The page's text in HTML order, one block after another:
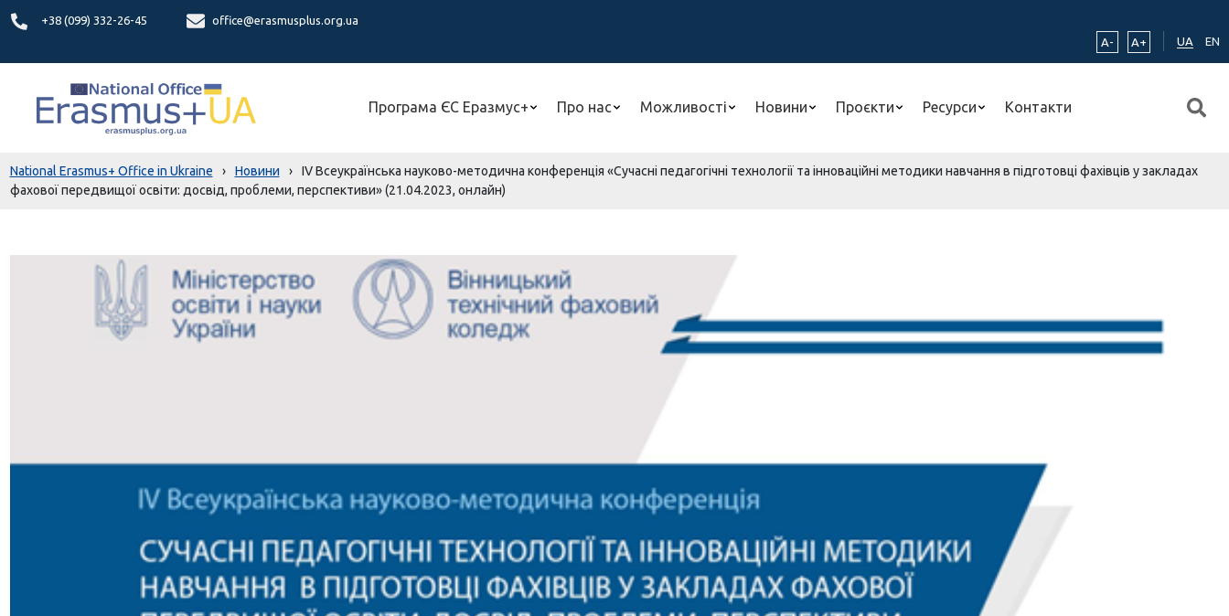
+38 (099) 332-26-45
office@erasmusplus.org.ua
A-
A+ UA EN
Програма ЄС Еразмус+ Про нас Можливості Новини Проєкти Ресурси Контакти
National Erasmus+ Office in Ukraine › Новини ›
ІV Всеукраїнська науково-методична конференція «Сучасні педагогічні технології та інноваційні методики навчання в підготовці фахівців у закладах
фахової передвищої освіти: досвід, проблеми, перспективи» (21.04.2023, онлайн)